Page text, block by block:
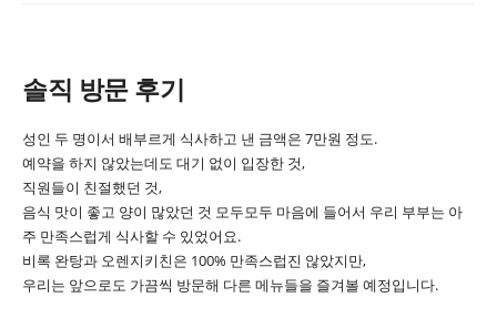
솔직 방문 후기
성인 두 명이서 배부르게 식사하고 낸 금액은 7만원 정도.
예약을 하지 않았는데도 대기 없이 입장한 것,
직원들이 친절했던 것,
음식 맛이 좋고 양이 많았던 것 모두모두 마음에 들어서 우리 부부는 아
주 만족스럽게 식사할 수 있었어요.
비록 완탕과 오렌지키친은 100% 만족스럽진 않았지만,
우리는 앞으로도 가끔씩 방문해 다른 메뉴들을 즐겨볼 예정입니다.